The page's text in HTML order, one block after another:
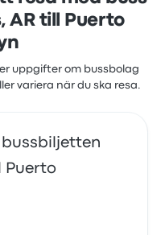
AR till Puerto
uppgifter om bussbolag
variera när du ska resa.
Puerto